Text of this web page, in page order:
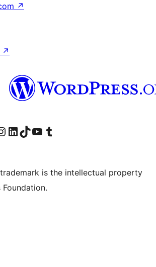
↗
↗
accountpagina bezoeken
ons Instagram account
Bezoek ons LinkedIn account
Bezoek ons TikTok account
Bezoek ons YouTube kanaalBezoek ons Tumblr account
is the intellectual property